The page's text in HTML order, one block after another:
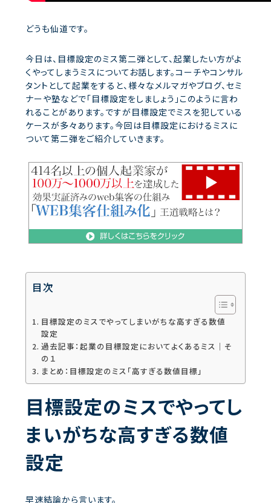
どうも仙道です。
今日は、目標設定のミス第二弾として、起業したい方がよ
くやってしまうミスについてお話します。コーチやコンサル
タントとして起業をすると、様々なメルマガやブログ、セミ
ナーや塾などで「目標設定をしましょう」このように言わ
れることがあります。ですが目標設定でミスを犯している
ケースが多々あります。今回は目標設定におけるミスに
ついて第二弾をご紹介していきます。
目次
目標設定のミスでやってしまいがちな高すぎる数値
設定
過去記事：‌起業の目標設定においてよくあるミス｜そ
の１
まとめ：目標設定のミス「高すぎる数値目標」
目標設定のミスでやってし
まいがちな高すぎる数値
設定
早速結論から言います。